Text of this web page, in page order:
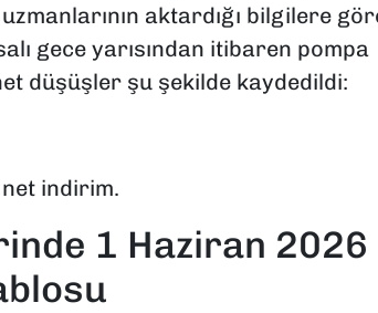
aktardığı bilgilere
gece yarısından itibaren pompa
düşüşler şu şekilde kaydedildi:
indirim.
1 Haziran 2026